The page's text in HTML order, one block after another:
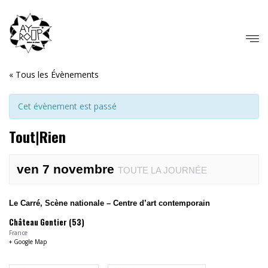
« Tous les Évènements
Cet évènement est passé
Tout|Rien
ven 7 novembre TOUTE LA JOURNÉE
Le Carré, Scène nationale – Centre d’art contemporain
Château Gontier (53)
France
+ Google Map